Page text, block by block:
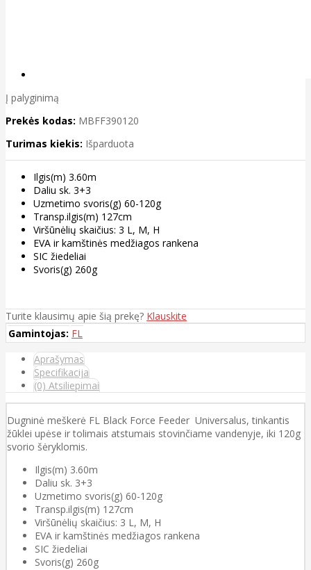
Į palyginimą
Prekės kodas: MBFF390120
Turimas kiekis: Išparduota
Ilgis(m) 3.60m
Daliu sk. 3+3
Uzmetimo svoris(g) 60-120g
Transp.ilgis(m) 127cm
Viršūnėlių skaičius: 3 L, M, H
EVA ir kamštinės medžiagos rankena
SIC žiedeliai
Svoris(g) 260g
Turite klausimų apie šią prekę? Klauskite
Gamintojas: FL
Aprašymas
Specifikacija
(0) Atsiliepimai
Dugninė meškerė FL Black Force Feeder Universalus, tinkantis
žūklei upėse ir tolimais atstumais stovinčiame vandenyje, iki 120g
svorio šėryklomis.
Ilgis(m) 3.60m
Daliu sk. 3+3
Uzmetimo svoris(g) 60-120g
Transp.ilgis(m) 127cm
Viršūnėlių skaičius: 3 L, M, H
EVA ir kamštinės medžiagos rankena
SIC žiedeliai
Svoris(g) 260g